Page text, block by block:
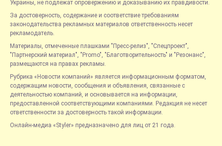
Украины, не подлежат опровержению и доказыванию их правдивости.
За достоверность, содержание и соответствие требованиям
законодательства рекламных материалов ответственность несет
рекламодатель.
Материалы, отмеченные плашками "Пресс-релиз", "Спецпроект",
"Партнерский материал", "Promo", "Благотворительность" и "Резонанс",
размещаются на правах рекламы.
Рубрика «Новости компаний» является информационным форматом,
содержащим новости, сообщения и объявления, связанные с
деятельностью компаний, и основывается на информации,
предоставленной соответствующими компаниями. Редакция не несет
ответственности за достоверность такой информации.
Онлайн-медиа «Styler» предназначено для лиц от 21 года.